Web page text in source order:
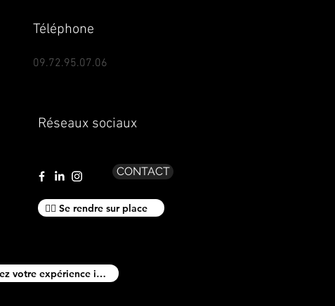
Téléphone
09.72.95.07.06
Réseaux sociaux
CONTACT
🚶‍♂️ Se rendre sur place
Racontez votre expérience ici !